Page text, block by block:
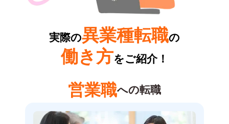
実際の異業種転職の
働き方をご紹介！
営業職への転職